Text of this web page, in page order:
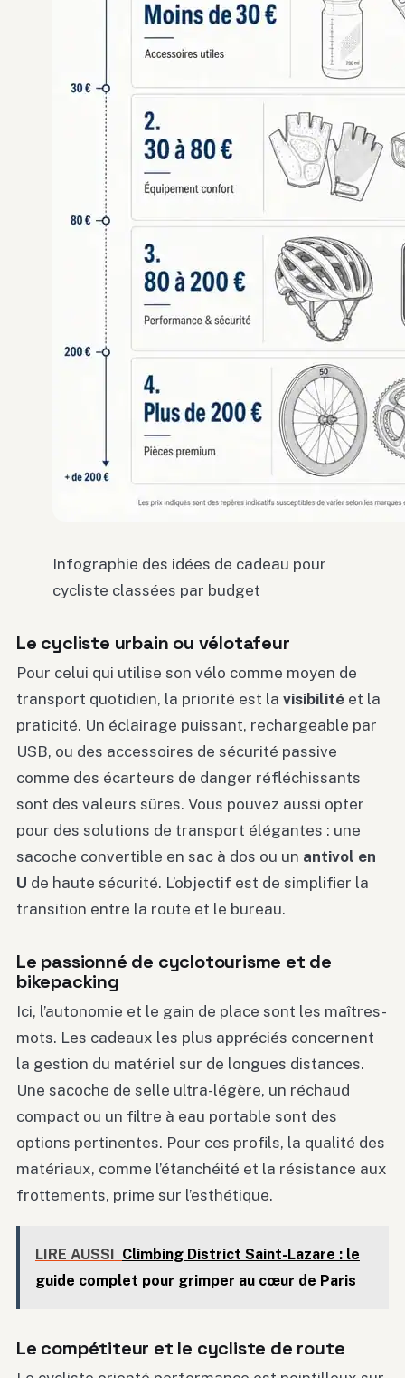
Infographie des idées de cadeau pour
cycliste classées par budget
Le cycliste urbain ou vélotafeur
Pour celui qui utilise son vélo comme moyen de
transport quotidien, la priorité est la visibilité et la
praticité. Un éclairage puissant, rechargeable par
USB, ou des accessoires de sécurité passive
comme des écarteurs de danger réfléchissants
sont des valeurs sûres. Vous pouvez aussi opter
pour des solutions de transport élégantes : une
sacoche convertible en sac à dos ou un antivol en
U de haute sécurité. L’objectif est de simplifier la
transition entre la route et le bureau.
Le passionné de cyclotourisme et de
bikepacking
Ici, l’autonomie et le gain de place sont les maîtres-
mots. Les cadeaux les plus appréciés concernent
la gestion du matériel sur de longues distances.
Une sacoche de selle ultra-légère, un réchaud
compact ou un filtre à eau portable sont des
options pertinentes. Pour ces profils, la qualité des
matériaux, comme l’étanchéité et la résistance aux
frottements, prime sur l’esthétique.
LIRE AUSSI Climbing District Saint-Lazare : le
guide complet pour grimper au cœur de Paris
Le compétiteur et le cycliste de route